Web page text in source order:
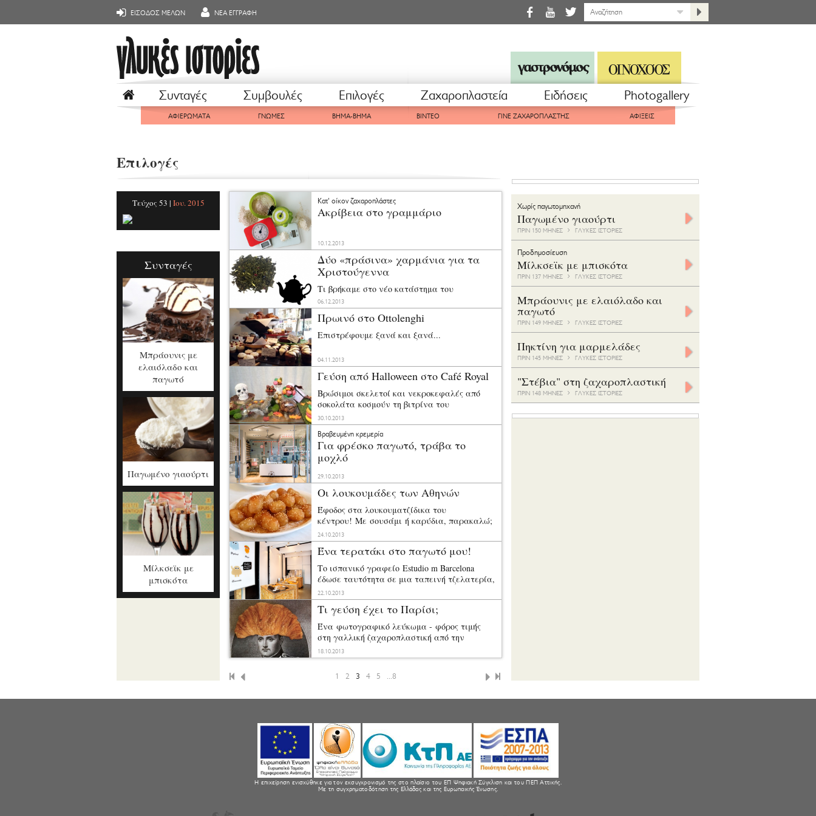
ΕΙΣΟΔΟΣ ΜΕΛΩΝ ΝΕΑ ΕΓΓΡΑΦΗ
Συνταγές Συμβουλές Επιλογές Ζαχαροπλαστεία Eιδήσεις Photogallery
ΑΦΙΕΡΩΜΑΤΑ ΓΝΩΜΕΣ ΒΗΜΑ-ΒΗΜΑ ΒΙΝΤΕΟ ΓΙΝΕ ΖΑΧΑΡΟΠΛΑΣΤΗΣ ΑΦΙΞΕΙΣ
Επιλογές
Τεύχος 53 | Ιου. 2015
Συνταγές
Μπράουνις με
ελαιόλαδο και
παγωτό
Παγωμένο γιαούρτι
Μίλκσεϊκ με
μπισκότα
Κατ' οίκον ζαχαροπλάστες
Ακρίβεια στο γραμμάριο
10.12.2013
Δύο «πράσινα» χαρμάνια για τα
Χριστούγεννα
Τι βρήκαμε στο νέο κατάστημα του
τεϊοπωλείου «Δρόμος του Τσαγιού».
06.12.2013
Πρωινό στο Ottolenghi
Επιστρέφουμε ξανά και ξανά...
04.11.2013
Γεύση από Halloween στο Café Royal
Βρώσιμοι σκελετοί και νεκροκεφαλές από
σοκολάτα κοσμούν τη βιτρίνα του
λονδρέζικου «Café».
30.10.2013
Βραβευμένη κρεμερία
Για φρέσκο παγωτό, τράβα το
μοχλό
Μια κρεμερία στην πόλη Χιρόνα της
Ισπανίας θυμίζει πλατό από ταινία του Tim
Burton.
29.10.2013
Οι λουκουμάδες των Αθηνών
Έφοδος στα λουκουματζίδικα του
κέντρου! Με σουσάμι ή καρύδια, παρακαλώ;
24.10.2013
Ένα τερατάκι στο παγωτό μου!
Το ισπανικό γραφείο Estudio m Barcelona
έδωσε ταυτότητα σε μια ταπεινή τζελατερία,
μετατρέποντάς την σε βραβευμένο concept
store.
22.10.2013
Τι γεύση έχει το Παρίσι;
Ένα φωτογραφικό λεύκωμα - φόρος τιμής
στη γαλλική ζαχαροπλαστική από την
αμερικανίδα Susan Hochbaum.
18.10.2013
1 2 3 4 5 ...8
Χωρίς παγωτομηχανή
Παγωμένο γιαούρτι
ΠΡΙΝ 150 ΜΗΝΕΣ ΓΛΥΚΕΣ ΙΣΤΟΡΙΕΣ
Προδημοσίευση
Μίλκσεϊκ με μπισκότα
ΠΡΙΝ 137 ΜΗΝΕΣ ΓΛΥΚΕΣ ΙΣΤΟΡΙΕΣ
Μπράουνις με ελαιόλαδο και
παγωτό
ΠΡΙΝ 149 ΜΗΝΕΣ ΓΛΥΚΕΣ ΙΣΤΟΡΙΕΣ
Πηκτίνη για μαρμελάδες
ΠΡΙΝ 145 ΜΗΝΕΣ ΓΛΥΚΕΣ ΙΣΤΟΡΙΕΣ
"Στέβια" στη ζαχαροπλαστική
ΠΡΙΝ 148 ΜΗΝΕΣ ΓΛΥΚΕΣ ΙΣΤΟΡΙΕΣ
Η επιχείρηση ενισχύθηκε για τον εκσυγχρονισμό της στο πλαίσιο του ΕΠ Ψηφιακή Σύγκλιση και του ΠΕΠ Αττικής.
Με τη συγχρηματοδότηση της Ελλάδας και της Ευρωπαικής Ένωσης.